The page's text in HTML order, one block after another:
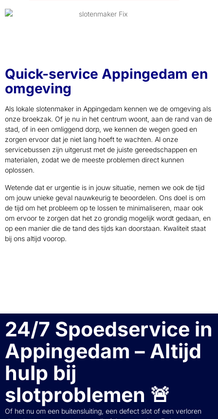
Quick-service Appingedam en
omgeving
Als lokale slotenmaker in Appingedam kennen we de omgeving als
onze broekzak. Of je nu in het centrum woont, aan de rand van de
stad, of in een omliggend dorp, we kennen de wegen goed en
zorgen ervoor dat je niet lang hoeft te wachten. Al onze
servicebussen zijn uitgerust met de juiste gereedschappen en
materialen, zodat we de meeste problemen direct kunnen
oplossen.
Wetende dat er urgentie is in jouw situatie, nemen we ook de tijd
om jouw unieke geval nauwkeurig te beoordelen. Ons doel is om
de tijd om het probleem op te lossen te minimaliseren, maar ook
om ervoor te zorgen dat het zo grondig mogelijk wordt gedaan, en
op een manier die de tand des tijds kan doorstaan. Kwaliteit staat
bij ons altijd voorop.
24/7 Spoedservice in
Appingedam – Altijd
hulp bij
slotproblemen 🚨
Of het nu om een buitensluiting, een defect slot of een verloren